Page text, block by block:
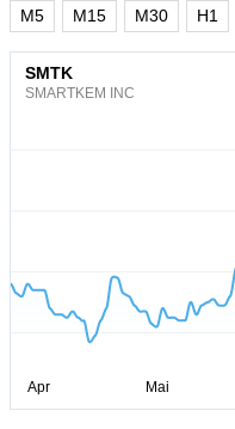
M5 M15 M30 H1
SMTK
SMARTKEM INC